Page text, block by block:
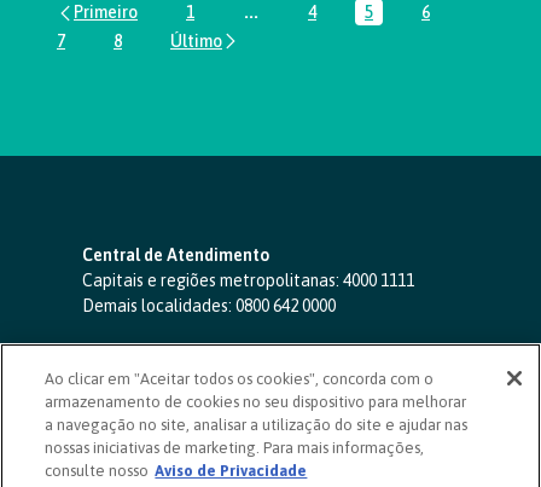
Página
1 ...Páginas intermediárias Usar ABA
Página
4 Página
5 Página
6
Página
7 Página
8
Central de Atendimento
Capitais e regiões metropolitanas: 4000 1111
Demais localidades: 0800 642 0000
SAC 24 horas-0800 724 4420
Ouvidoria
0800 725 0996
(de segunda a sexta, das 8h às 20h)
ouvidoriasicoob.com.br
Deficientes auditivos ou de fala
Ao clicar em "Aceitar todos os cookies", concorda com o
armazenamento de cookies no seu dispositivo para melhorar
a navegação no site, analisar a utilização do site e ajudar nas
nossas iniciativas de marketing. Para mais informações,
consulte nosso Aviso de Privacidade